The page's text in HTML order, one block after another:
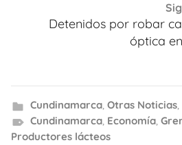
Detenidos por robar
óptica
Cundinamarca, Otras Noticias,
Cundinamarca, Economía,
Productores lácteos